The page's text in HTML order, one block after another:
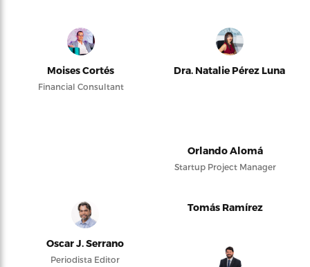
Moises Cortés
Financial Consultant
Dra. Natalie Pérez Luna
Orlando Alomá
Startup Project Manager
Oscar J. Serrano
Periodista Editor
Tomás Ramírez